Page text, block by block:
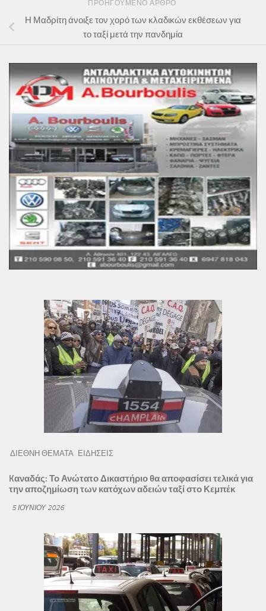
ΠΡΟΗΓΟΎΜΕΝΟ ΆΡΘΡΟ
Η Μαδρίτη άνοιξε τον χορό των κλαδικών εκθέσεων για
το ταξί μετά την πανδημία
ΔΙΕΘΝΗ ΘΕΜΑΤΑ ΕΙΔΗΣΕΙΣ
Kαναδάς: Το Ανώτατο Δικαστήριο θα αποφασίσει τελικά για
την αποζημίωση των κατόχων αδειών ταξί στο Κεμπέκ
5 ΙΟΥΝΊΟΥ 2026